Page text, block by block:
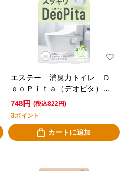
エステー 消臭力トイレ Ｄ
ｅｏＰｉｔａ（デオピタ）
つけかえ２個入り グリーン
フルーティー
748円 (税込822円)
3ポイント
カートに追加